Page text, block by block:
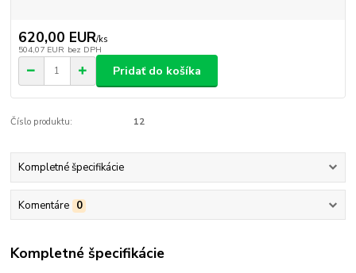
620,00 EUR/ks
504,07 EUR bez DPH
Pridať do košíka
Číslo produktu: 12
Kompletné špecifikácie
Komentáre 0
Kompletné špecifikácie